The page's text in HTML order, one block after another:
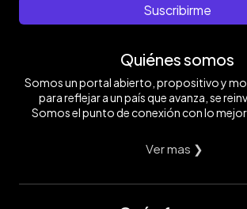
Suscribirme
Quiénes somos
Somos un portal abierto, propositivo y
para reflejar a un país que avanza, se
Somos el punto de conexión con lo mejor
Ver mas ❯